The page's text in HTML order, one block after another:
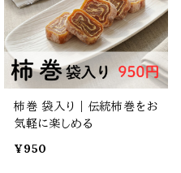
柿巻 袋入り｜伝統柿巻をお
気軽に楽しめる
¥950